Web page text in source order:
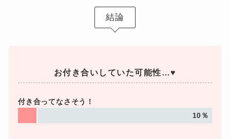
結論
お付き合いしていた可能性…♥
付き合ってなさそう！
10％